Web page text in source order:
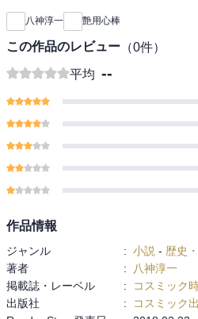
八神淳一 艶用心棒
この作品のレビュー （0件）
平均 --
作品情報
ジャンル : 小説 - 歴史
著者
:
八神淳一
掲載誌・レーベル
:
コスミック
出版社
:
コスミック